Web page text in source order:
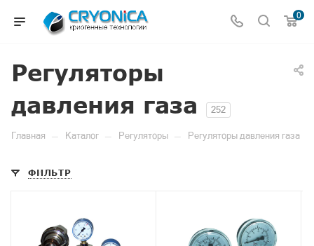
0
Регуляторы
давления газа
252
Главная — Каталог — Регуляторы — Регуляторы давления газа
ФИЛЬТР